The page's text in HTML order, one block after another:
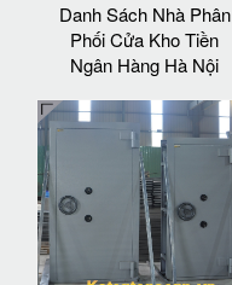
Danh Sách Nhà Phân
Phối Cửa Kho Tiền
Ngân Hàng Hà Nội